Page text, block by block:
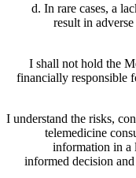
d. In rare cases, a
result in
I shall not hold the
financially responsible
I understand the risks,
telemedicine
information in a
informed decision